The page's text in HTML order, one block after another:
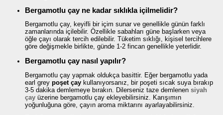
Bergamotlu çay ne kadar sıklıkla içilmelidir?
Bergamotlu çay, keyifli bir içim sunar ve genellikle günün farklı
zamanlarında içilebilir. Özellikle sabahları güne başlarken veya
öğle çayı olarak tercih edilebilir. Tüketim sıklığı, kişisel tercihlere
göre değişmekle birlikte, günde 1-2 fincan genellikle yeterlidir.
Bergamotlu çay nasıl yapılır?
Bergamotlu çay yapmak oldukça basittir. Eğer bergamotlu yada
earl grey poşet çay kullanıyorsanız, bir poşeti sıcak suya bırakıp
3-5 dakika demlemeye bırakın. Dilerseniz taze demlenen siyah
çay üzerine bergamotlu çay ekleyebilirsiniz. Karışımın
yoğunluğuna göre, çayın aroma miktarını ayarlayabilirsiniz.